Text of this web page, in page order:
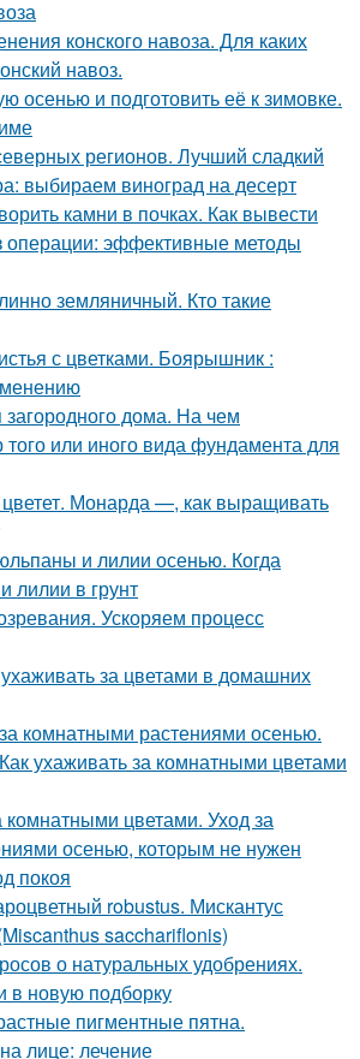
конского навоза. Для каких
навоз.
осенью и подготовить её к зимовке.
регионов. Лучший сладкий
выбираем виноград на десерт
камни в почках. Как вывести
операции: эффективные методы
земляничный. Кто такие
с цветками. Боярышник :
дома. На чем
или иного вида фундамента для
Монарда —, как выращивать
и лилии осенью. Когда
лилии в грунт
Ускоряем процесс
за цветами в домашних
комнатными растениями осенью.
ухаживать за комнатными цветами
комнатными цветами. Уход за
осенью, которым не нужен
покоя
robustus. Мискантус
sacchariflonis)
о натуральных удобрениях.
в новую подборку
пигментные пятна.
лице: лечение